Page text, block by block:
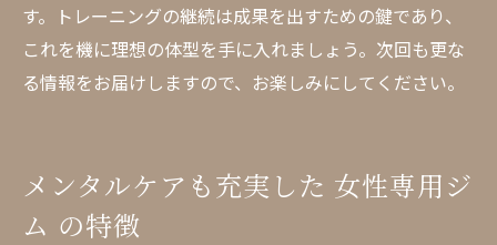
す。トレーニングの継続は成果を出すための鍵であり、
これを機に理想の体型を手に入れましょう。次回も更な
る情報をお届けしますので、お楽しみにしてください。
メンタルケアも充実した 女性専用ジ
ム の特徴